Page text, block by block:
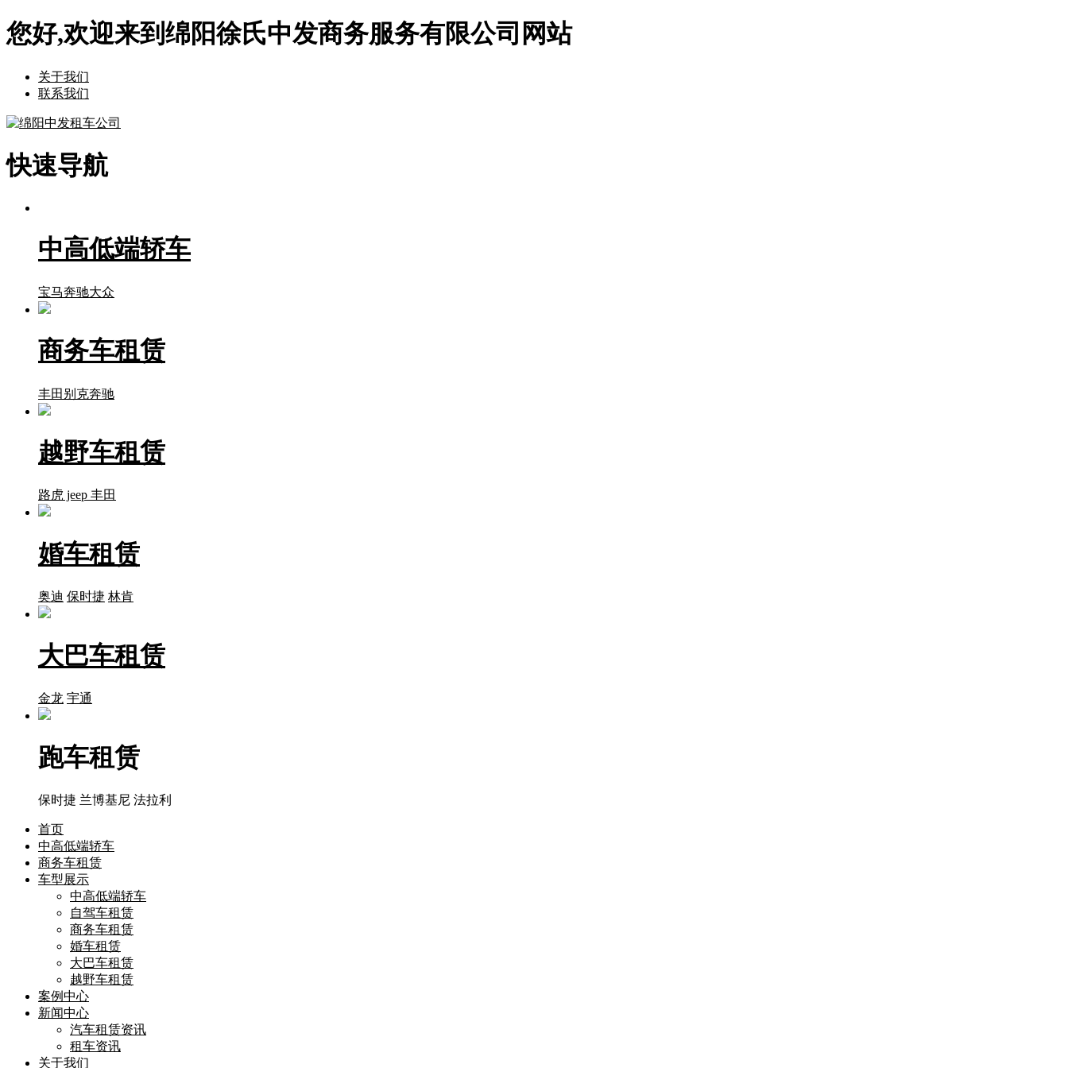
您好,欢迎来到绵阳徐氏中发商务服务有限公司网站
关于我们
联系我们
快速导航
中高低端轿车
宝马奔驰大众
商务车租赁
丰田 别克奔驰
越野车租赁
路虎 jeep 丰田
婚车租赁
奥迪 保时捷 林肯
大巴车租赁
金龙 宇通
跑车租赁
保时捷 兰博基尼 法拉利
首页
中高低端轿车
商务车租赁
车型展示
中高低端轿车
自驾车租赁
商务车租赁
婚车租赁
大巴车租赁
越野车租赁
案例中心
新闻中心
汽车租赁资讯
租车资讯
关于我们